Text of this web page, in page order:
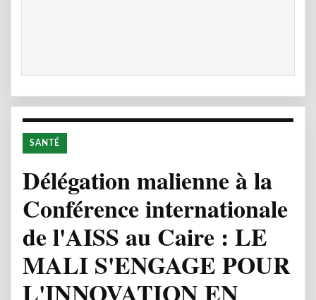
SANTÉ
Délégation malienne à la
Conférence internationale
de l'AISS au Caire : LE
MALI S'ENGAGE POUR
L'INNOVATION EN